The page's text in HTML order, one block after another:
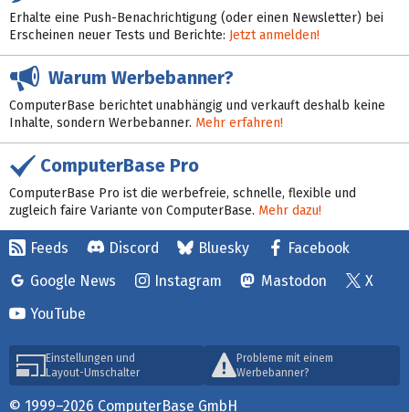
Erhalte eine Push-Benachrichtigung (oder einen Newsletter) bei
Erscheinen neuer Tests und Berichte: Jetzt anmelden!
Warum Werbebanner?
ComputerBase berichtet unabhängig und verkauft deshalb keine
Inhalte, sondern Werbebanner. Mehr erfahren!
ComputerBase Pro
ComputerBase Pro ist die werbefreie, schnelle, flexible und
zugleich faire Variante von ComputerBase. Mehr dazu!
Feeds Discord Bluesky
Facebook
Google News
Instagram Mastodon
X
YouTube
Einstellungen und
Layout-Umschalter
Probleme mit einem
Werbebanner?
© 1999–2026 ComputerBase GmbH